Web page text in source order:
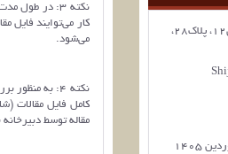
نشانی: کرج، بلوار باغستان، گلستان12، پلاک28،
نکته 3: در
کار می‌توایند فایل
می‌شود.
نکته 4: به
کامل فایل مقالات
مقاله توسط